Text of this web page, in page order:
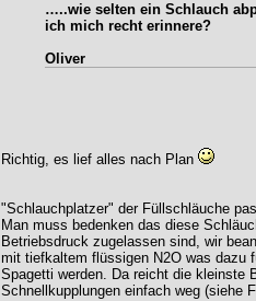
…..wie selten ein Schlauch
ich mich recht erinnere?
Oliver
Richtig, es lief alles nach Plan
"Schlauchplatzer" der Füllschläuche
Man muss bedenken das diese
Betriebsdruck zugelassen sind, wir
mit tiefkaltem flüssigen N2O was dazu
Spagetti werden. Da reicht die kleinste
Schnellkupplungen einfach weg (siehe